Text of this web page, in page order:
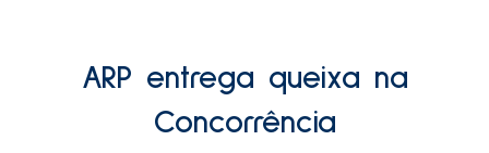
ARP entrega queixa na
Concorrência